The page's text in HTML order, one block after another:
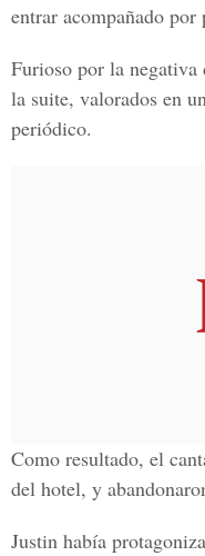
entrar acompañado
Furioso por la
la suite, valorados en
periódico.
Como resultado, el
del hotel, y
Justin había